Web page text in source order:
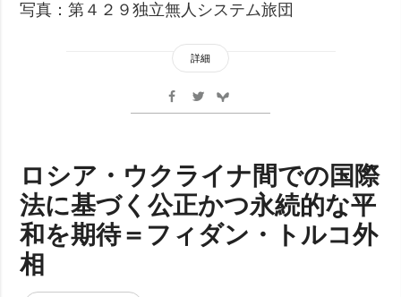
写真：第４２９独立無人システム旅団
詳細
ロシア・ウクライナ間での国際
法に基づく公正かつ永続的な平
和を期待＝フィダン・トルコ外
相